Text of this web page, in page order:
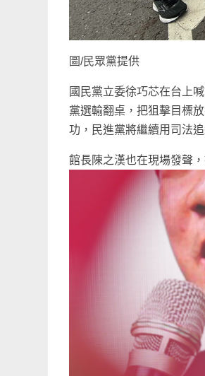
圖/民眾黨提供
國民黨立委徐巧芯在台上
黨選輸翻桌，把狙擊目標
功，民進黨將繼續用司法
館長陳之漢也在現場發聲